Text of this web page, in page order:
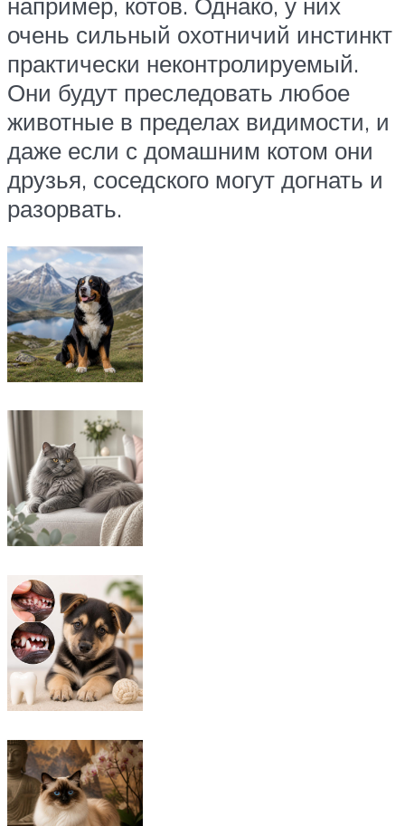
очень сильный охотничий инстинкт
практически неконтролируемый.
Они будут преследовать любое
животные в пределах видимости, и
даже если с домашним котом они
друзья, соседского могут догнать и
разорвать.